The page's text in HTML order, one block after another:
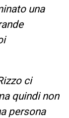
una
ci
quindi non
persona